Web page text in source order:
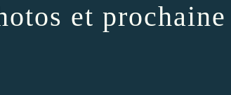
et prochaine